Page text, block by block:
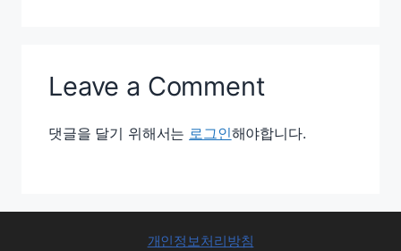
Leave a Comment
댓글을 달기 위해서는 로그인해야합니다.
개인정보처리방침